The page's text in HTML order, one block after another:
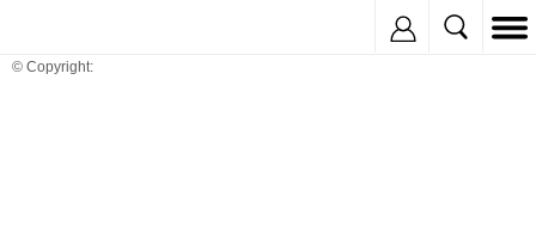
© Copyright: